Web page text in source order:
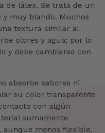
de látex. Se trata de un
muy blando. Muchos
textura similar al
olores y agua; por lo
y debe cambiarse con
absorbe sabores ni
su color transparente
con algún
sumamente
aunque menos flexible.